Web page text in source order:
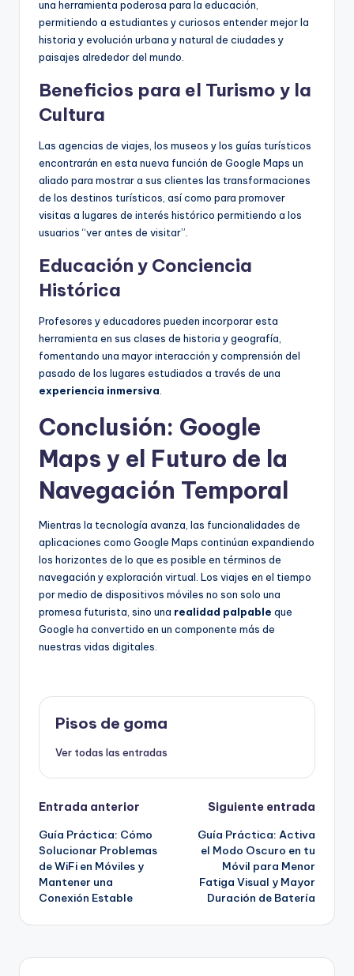
una herramienta poderosa para la educación,
permitiendo a estudiantes y curiosos entender mejor la
historia y evolución urbana y natural de ciudades y
paisajes alrededor del mundo.
Beneficios para el Turismo y la
Cultura
Las agencias de viajes, los museos y los guías turísticos
encontrarán en esta nueva función de Google Maps un
aliado para mostrar a sus clientes las transformaciones
de los destinos turísticos, así como para promover
visitas a lugares de interés histórico permitiendo a los
usuarios “ver antes de visitar”.
Educación y Conciencia
Histórica
Profesores y educadores pueden incorporar esta
herramienta en sus clases de historia y geografía,
fomentando una mayor interacción y comprensión del
pasado de los lugares estudiados a través de una
experiencia inmersiva
Conclusión: Google
Maps y el Futuro de la
Navegación Temporal
Mientras la tecnología avanza, las funcionalidades de
aplicaciones como Google Maps continúan expandiendo
los horizontes de lo que es posible en términos de
navegación y exploración virtual. Los viajes en el tiempo
por medio de dispositivos móviles no son solo una
promesa futurista, sino una realidad palpable que
Google ha convertido en un componente más de
nuestras vidas digitales.
Pisos de goma
Ver todas las entradas
Navegación
de
entradas
Entrada anterior
Guía Práctica: Cómo
Solucionar Problemas
de WiFi en Móviles y
Mantener una
Conexión Estable
Siguiente entrada
Guía Práctica: Activa
el Modo Oscuro en tu
Móvil para Menor
Fatiga Visual y Mayor
Duración de Batería